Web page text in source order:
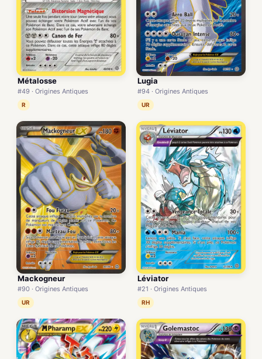
Métalosse
#49 · Origines Antiques
R
Lugia
#94 · Origines Antiques
UR
Mackogneur
#90 · Origines Antiques
UR
Léviator
#21 · Origines Antiques
RH